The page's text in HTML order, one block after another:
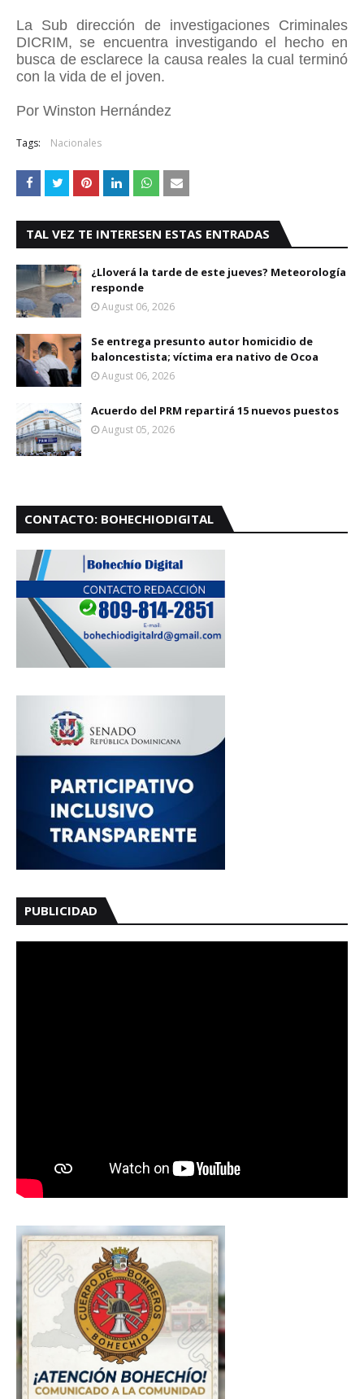
La Sub dirección de investigaciones Criminales
DICRIM, se encuentra investigando el hecho en
busca de esclarece la causa reales la cual terminó
con la vida de el joven.
Por Winston Hernández
Tags: Nacionales
TAL VEZ TE INTERESEN ESTAS ENTRADAS
¿Lloverá la tarde de este jueves? Meteorología
responde
August 06, 2026
Se entrega presunto autor homicidio de
baloncestista; víctima era nativo de Ocoa
August 06, 2026
Acuerdo del PRM repartirá 15 nuevos puestos
August 05, 2026
CONTACTO: BOHECHIODIGITAL
PUBLICIDAD